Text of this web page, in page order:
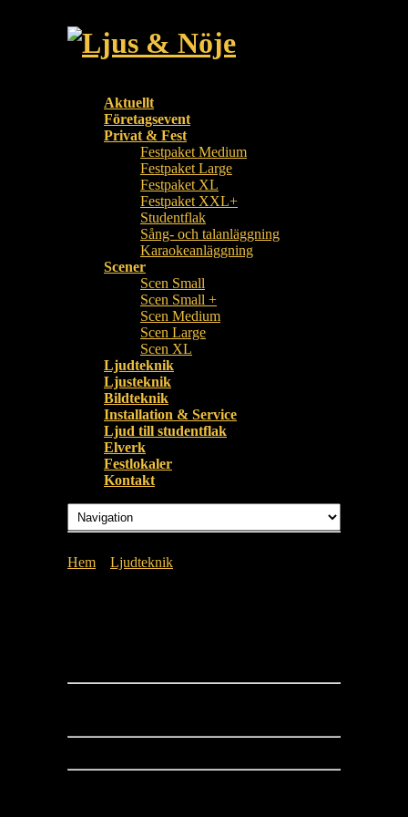
Aktuellt
Företagsevent
Privat & Fest
Festpaket Medium
Festpaket Large
Festpaket XL
Festpaket XXL+
Studentflak
Sång- och talanläggning
Karaokeanläggning
Scener
Scen Small
Scen Small +
Scen Medium
Scen Large
Scen XL
Ljudteknik
Ljusteknik
Bildteknik
Installation & Service
Ljud till studentflak
Elverk
Festlokaler
Kontakt
Hem Ljudteknik